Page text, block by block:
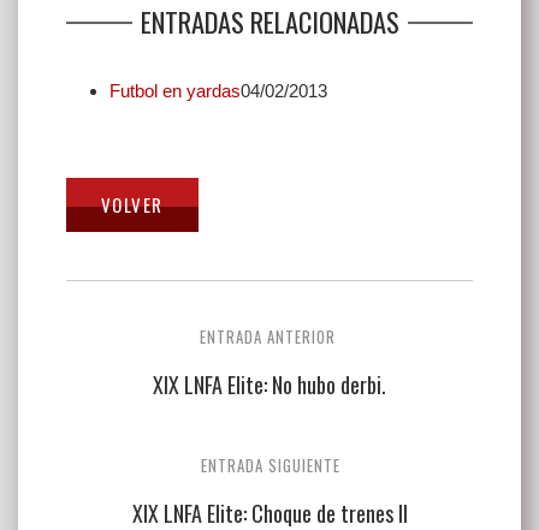
ENTRADAS RELACIONADAS
Futbol en yardas04/02/2013
ENTRADA ANTERIOR
XIX LNFA Elite: No hubo derbi.
ENTRADA SIGUIENTE
XIX LNFA Elite: Choque de trenes II